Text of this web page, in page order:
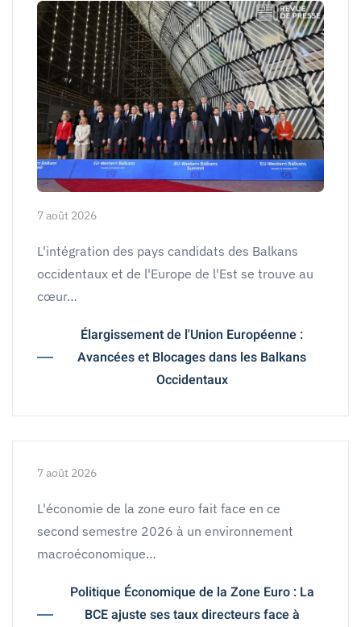
7 août 2026
L'intégration des pays candidats des Balkans
occidentaux et de l'Europe de l'Est se trouve au
cœur…
Élargissement de l'Union Européenne :
Avancées et Blocages dans les Balkans
Occidentaux
7 août 2026
L'économie de la zone euro fait face en ce
second semestre 2026 à un environnement
macroéconomique…
Politique Économique de la Zone Euro : La
BCE ajuste ses taux directeurs face à